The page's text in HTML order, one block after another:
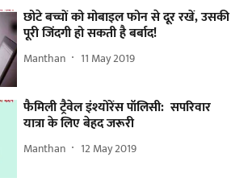
छोटे बच्चों को मोबाइल फोन से दूर रखें, उसकी
पूरी जिंदगी हो सकती है बर्बाद!
Manthan 11 May 2019
फैमिली ट्रैवेल इंश्योरेंस पॉलिसी: सपरिवार
यात्रा के लिए बेहद जरूरी
Manthan 12 May 2019